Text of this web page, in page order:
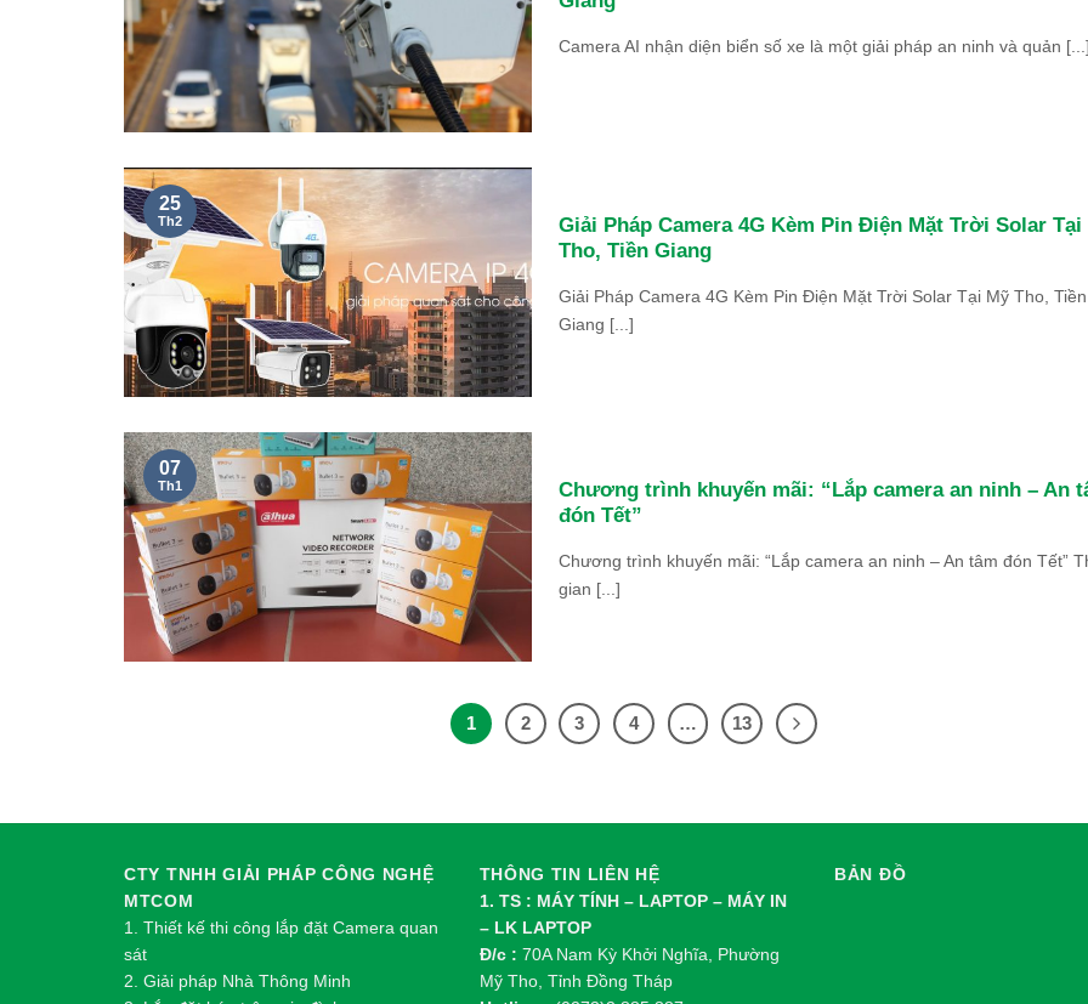
Camera AI nhận diện biển số xe là một giải pháp an ninh và quản
Giải Pháp Camera 4G Kèm Pin Điện Mặt Trời Solar Tại
Tho, Tiền Giang
Giải Pháp Camera 4G Kèm Pin Điện Mặt Trời Solar Tại Mỹ Tho, Tiền
Giang [...]
25
Th2
Chương trình khuyến mãi: “Lắp camera an ninh – An
đón Tết”
Chương trình khuyến mãi: “Lắp camera an ninh – An tâm đón Tết”
gian [...]
07
Th1
1 2 3 4 … 13
CTY TNHH GIẢI PHÁP CÔNG NGHỆ
MTCOM
1. Thiết kế thi công lắp đặt Camera quan
sát
2. Giải pháp Nhà Thông Minh
THÔNG TIN LIÊN HỆ
1. TS : MÁY TÍNH – LAPTOP – MÁY IN
– LK LAPTOP
Đ/c : 70A Nam Kỳ Khởi Nghĩa, Phường
Mỹ Tho, Tỉnh Đồng Tháp
BẢN ĐỒ